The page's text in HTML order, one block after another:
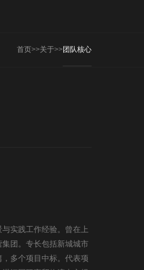
首页>>关于>>团队核心
实践工作经验。曾在上
团。专长包括新城城市
多个项目中标。代表项